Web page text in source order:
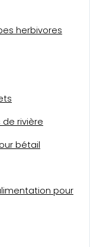
herbivores
rivière
bétail
pour